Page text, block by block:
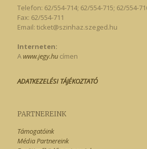
Telefon: 62/554-714; 62/554-715; 62/554-
Fax: 62/554-711
Email: ticket@szinhaz.szeged.hu
Interneten:
Awww.jegy.hucímen
ADATKEZELÉSI TÁJÉKOZTATÓ
PARTNEREINK
Támogatóink
Média Partnereink